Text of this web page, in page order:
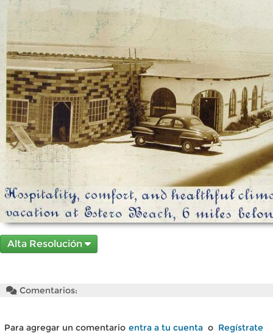
Alta Resolución
Comentarios:
Para agregar un comentario entra a tu cuenta o Regístrate